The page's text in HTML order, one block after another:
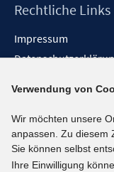
Rechtliche Links
Impressum
Barrieren melden
Social-Media-
BlueSky
Verwendung von
Wir möchten unsere
anpassen. Zu diesem
Sie können selbst
Ihre Einwilligung